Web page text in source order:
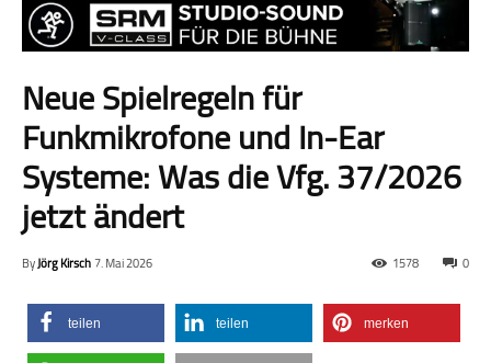
Neue Spielregeln für
Funkmikrofone und In-Ear
Systeme: Was die Vfg. 37/2026
jetzt ändert
ByJörg Kirsch 7. Mai 2026 0
1578
teilen teilen merken